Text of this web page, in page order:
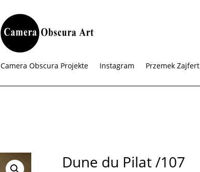
Camera Obscura Projekte Instagram Przemek Zajfert
Dune du Pilat /107